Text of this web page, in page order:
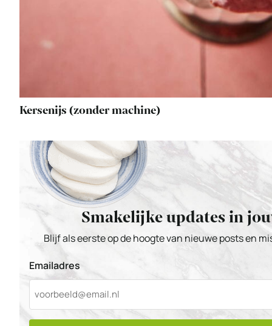
Kersenijs (zonder machine)
Smakelijke updates in
Blijf als eerste op de hoogte van nieuwe posts en
Emailadres